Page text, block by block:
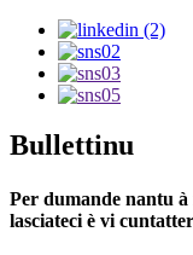
Bullettinu
Per dumande nantu
lasciateci è vi